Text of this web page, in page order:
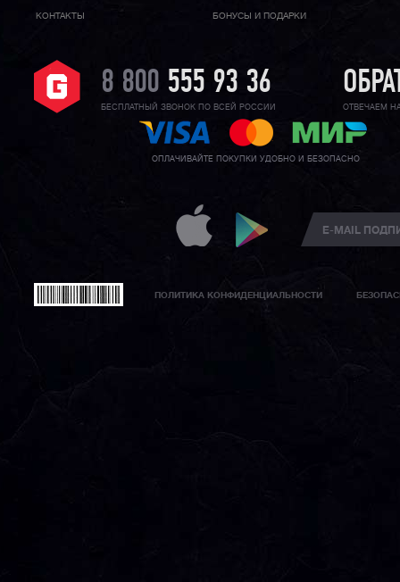
КОНТАКТЫ БОНУСЫ И ПОДАРКИ
8 800 555 93 36
БЕСПЛАТНЫЙ ЗВОНОК ПО ВСЕЙ РОССИИ ОТВЕЧАЕМ
ОПЛАЧИВАЙТЕ ПОКУПКИ УДОБНО И БЕЗОПАСНО
ПОЛИТИКА КОНФИДЕНЦИАЛЬНОСТИ